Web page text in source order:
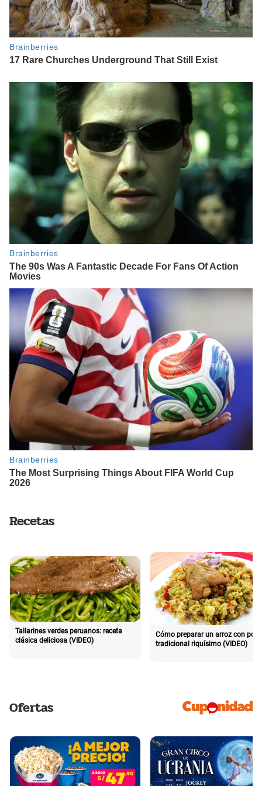
Recetas
Tallarines verdes peruanos: receta
clásica deliciosa (VIDEO)
Cómo preparar un arroz con pollo
tradicional riquísimo (VIDEO)
Ofertas